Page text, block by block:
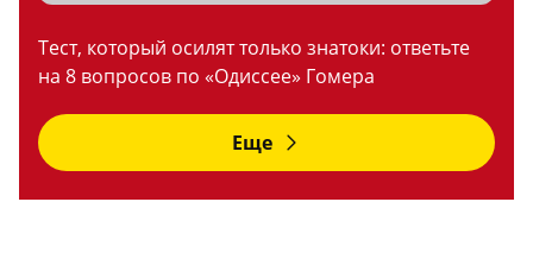
Тест, который осилят только знатоки: ответьте
на 8 вопросов по «Одиссее» Гомера
Еще